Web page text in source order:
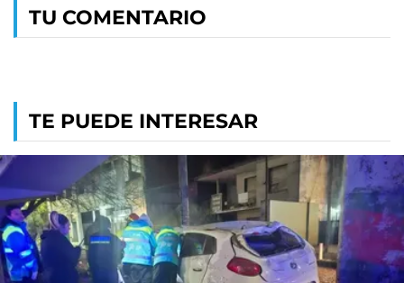
TU COMENTARIO
TE PUEDE INTERESAR